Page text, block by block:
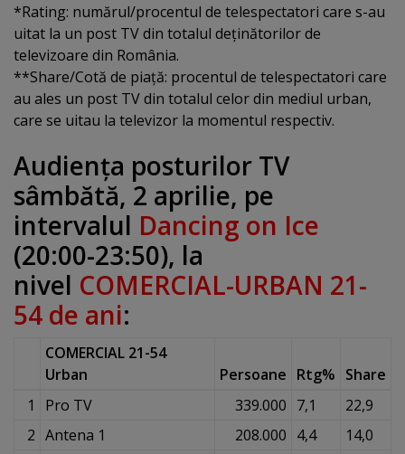
*Rating: numărul/procentul de telespectatori care s-au
uitat la un post TV din totalul deţinătorilor de
televizoare din România.
**Share/Cotă de piaţă: procentul de telespectatori care
au ales un post TV din totalul celor din mediul urban,
care se uitau la televizor la momentul respectiv.
Audienţa posturilor TV
sâmbătă, 2 aprilie, pe
intervalul Dancing on Ice
(20:00-23:50), la
nivel COMERCIAL-URBAN 21-
54 de ani:
COMERCIAL 21-54
Urban
Persoane Rtg% Share
1
Pro TV 339.000 7,1
22,9
2 Antena 1 208.000 4,4
14,0